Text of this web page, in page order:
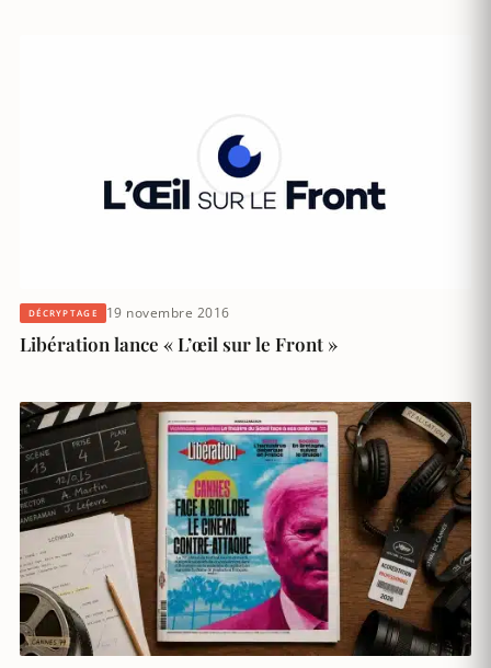
DÉCRYPTAGE 19 novembre 2016
Libération lance « L’œil sur le Front »